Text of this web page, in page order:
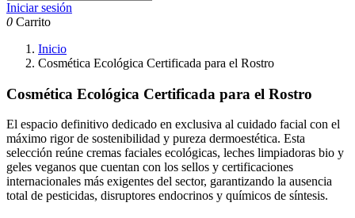
Iniciar sesión
0 Carrito
Inicio
Cosmética Ecológica Certificada para el Rostro
Cosmética Ecológica Certificada para el Rostro
El espacio definitivo dedicado en exclusiva al cuidado facial con el
máximo rigor de sostenibilidad y pureza dermoestética. Esta
selección reúne cremas faciales ecológicas, leches limpiadoras bio y
geles veganos que cuentan con los sellos y certificaciones
internacionales más exigentes del sector, garantizando la ausencia
total de pesticidas, disruptores endocrinos y químicos de síntesis.